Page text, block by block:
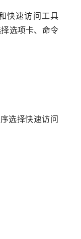
快速访问工具
选项卡、命令
选择快速访问